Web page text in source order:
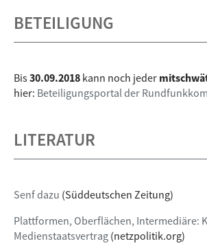
BETEILIGUNG
Bis30.09.2018 kann noch jeder
hier: Beteiligungsportal der
LITERATUR
Senf dazu (Süddeutschen Zeitung)
Plattformen, Oberflächen, Intermediäre:
Medienstaatsvertrag (netzpolitik.org)